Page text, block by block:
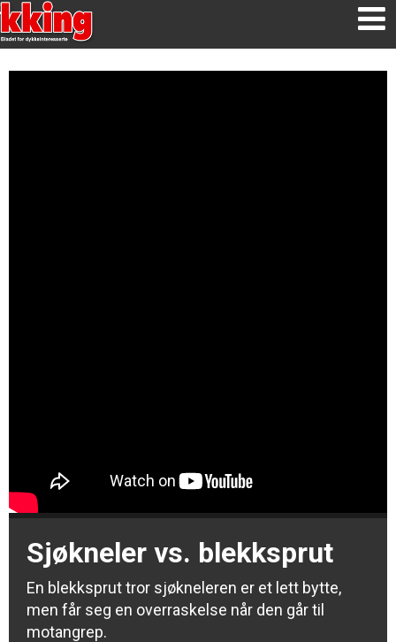
Sjøkneler vs. blekksprut
En blekksprut tror sjøkneleren er et lett bytte,
men får seg en overraskelse når den går til
motangrep.